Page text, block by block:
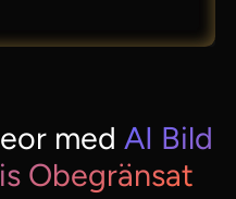
med AI Bild
Obegränsat